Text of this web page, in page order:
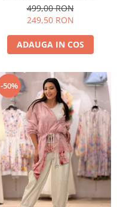
499,00 RON
249,50 RON
ADAUGA IN COS
-50%